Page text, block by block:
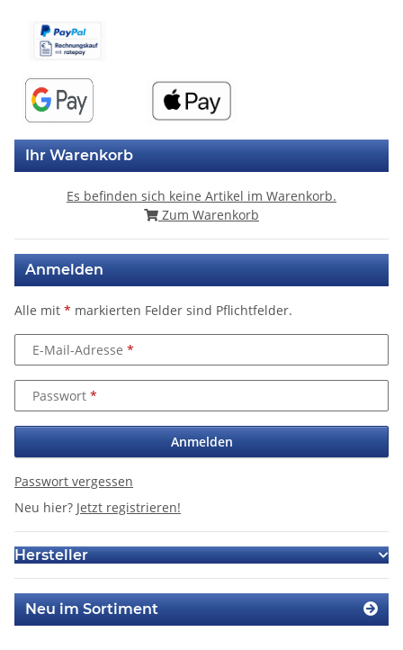
Ihr Warenkorb
Es befinden sich keine Artikel im Warenkorb.
Zum Warenkorb
Anmelden
Alle mit * markierten Felder sind Pflichtfelder.
E-Mail-Adresse
Passwort
Anmelden
Passwort vergessen
Neu hier? Jetzt registrieren!
Hersteller
Neu im Sortiment